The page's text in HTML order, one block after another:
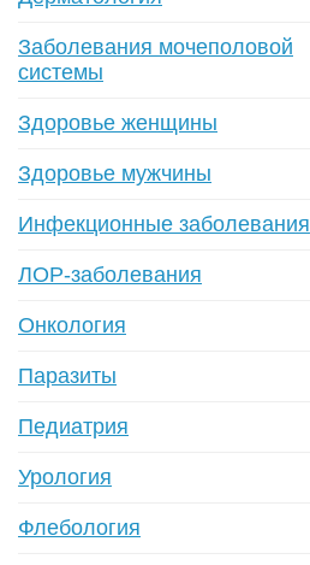
Заболевания мочеполовой
системы
Здоровье женщины
Здоровье мужчины
Инфекционные заболевания
ЛОР-заболевания
Онкология
Паразиты
Педиатрия
Урология
Флебология